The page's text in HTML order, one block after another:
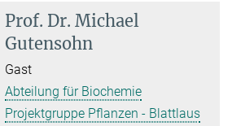
Prof. Dr. Michael
Gutensohn
Gast
Abteilung für Biochemie
Projektgruppe Pflanzen - Blattlaus